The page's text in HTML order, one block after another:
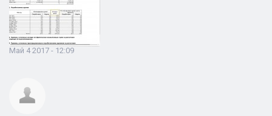
Май 4 2017 - 12:09